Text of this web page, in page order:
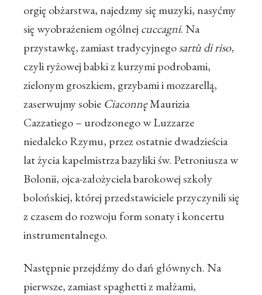
orgię obżarstwa, najedzmy się muzyki, nasyćmy
się wyobrażeniem ogólnej cuccagni. Na
przystawkę, zamiast tradycyjnegosartù di riso,
czyli ryżowej babki z kurzymi podrobami,
zielonym groszkiem, grzybami i mozzarellą,
zaserwujmy sobie CiaconnęMaurizia
Cazzatiego – urodzonego w Luzzarze
niedaleko Rzymu, przez ostatnie dwadzieścia
lat życia kapelmistrza bazyliki św. Petroniusza w
Bolonii, ojca-założyciela barokowej szkoły
bolońskiej, której przedstawiciele przyczynili się
z czasem do rozwoju form sonaty i koncertu
instrumentalnego.
Następnie przejdźmy do dań głównych. Na
pierwsze, zamiast spaghetti z małżami,